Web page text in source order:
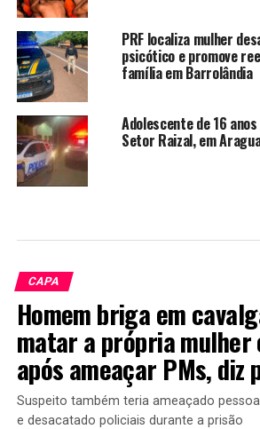
PRF localiza mulher
psicótico e promove
família em Barrolândia
Adolescente de 16
Setor Raizal, em
CAPA
Homem briga em
matar a própria mulher
após ameaçar PMs, diz
Suspeito também teria ameaçado
e desacatado policiais durante a prisão